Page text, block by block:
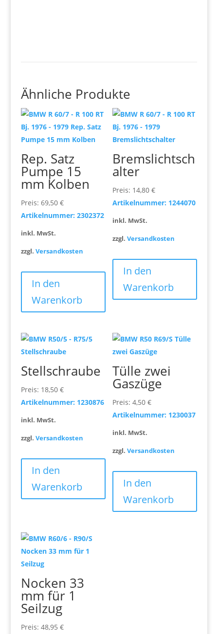
Ähnliche Produkte
Rep. Satz
Pumpe 15
mm Kolben
Preis: 69,50 €
Artikelnummer: 2302372
inkl. MwSt.
zzgl. Versandkosten
In den
Warenkorb
Bremslichtsch
alter
Preis: 14,80€
Artikelnummer: 1244070
inkl. MwSt.
zzgl.Versandkosten
In den
Warenkorb
Stellschraube
Preis: 18,50 €
Artikelnummer: 1230876
inkl. MwSt.
zzgl. Versandkosten
In den
Warenkorb
Tülle zwei
Gaszüge
Preis:4,50€
Artikelnummer: 1230037
inkl. MwSt.
zzgl.Versandkosten
In den
Warenkorb
Nocken 33
mm für 1
Seilzug
Preis: 48,95 €